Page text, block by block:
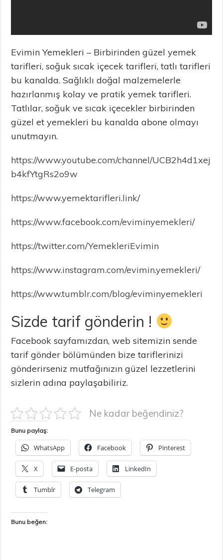
Evimin Yemekleri – Birbirinden güzel yemek
tarifleri, soğuk sıcak içecek tarifleri, tatlı tarifleri
bu kanalda. Sağlıklı doğal malzemelerle
hazırlanmış kolay ve pratik yemek tarifleri.
Tatlılar, soğuk ve sıcak içecekler birbirinden
güzel et yemekleri bu kanalda abone olmayı
unutmayın.
https://www.youtube.com/channel/UCB2h4d1xej
b4kfYtgRs2o9w
https://www.yemektarifleri.link/
https://www.facebook.com/eviminyemekleri/
https://twitter.com/YemekleriEvimin
https://www.instagram.com/evimin.yemekleri/
https://www.tumblr.com/blog/eviminyemekleri
Sizde tarif gönderin !
Facebook sayfamızdan, web sitemizin sende
tarif gönder bölümünden bize tariflerinizi
gönderirseniz mutfağınızın güzel lezzetlerini
sizlerin adına paylaşabiliriz.
Ne kadar beğendiniz?
Bunu paylaş:
WhatsApp Facebook Pinterest
X E-posta LinkedIn
Tumblr Telegram
Bunu beğen: